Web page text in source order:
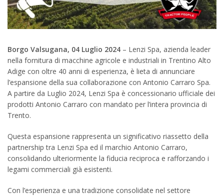
Borgo Valsugana, 04 Luglio 2024 – Lenzi Spa, azienda leader
nella fornitura di macchine agricole e industriali in Trentino Alto
Adige con oltre 40 anni di esperienza, è lieta di annunciare
l’espansione della sua collaborazione con Antonio Carraro Spa.
A partire da Luglio 2024, Lenzi Spa è concessionario ufficiale dei
prodotti Antonio Carraro con mandato per l’intera provincia di
Trento.
Questa espansione rappresenta un significativo riassetto della
partnership tra Lenzi Spa ed il marchio Antonio Carraro,
consolidando ulteriormente la fiducia reciproca e rafforzando i
legami commerciali già esistenti.
Con l’esperienza e una tradizione consolidate nel settore